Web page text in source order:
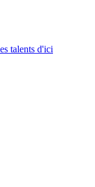
talents d'ici